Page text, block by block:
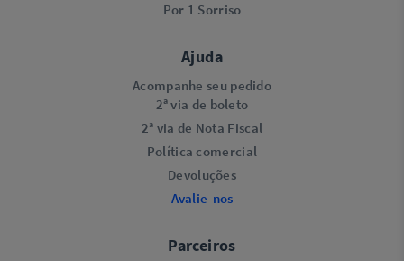
Por 1 Sorriso
Ajuda
Acompanhe seu pedido
2ª via de boleto
2ª via de Nota Fiscal
Política comercial
Devoluções
Avalie-nos
Parceiros